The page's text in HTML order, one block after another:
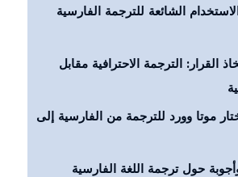
الشائعة للترجمة الفارسية
القرار: الترجمة الاحترافية مقابل
موتا وورد للترجمة من الفارسية إلى
حول ترجمة اللغة الفارسية